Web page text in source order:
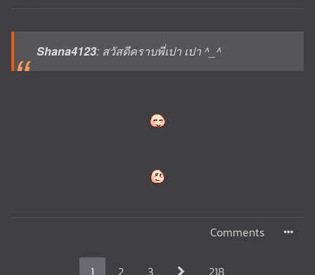
Shana4123: สวัสดีคราบพี่เปา เปา ^_^
Comments
1 2 3 218